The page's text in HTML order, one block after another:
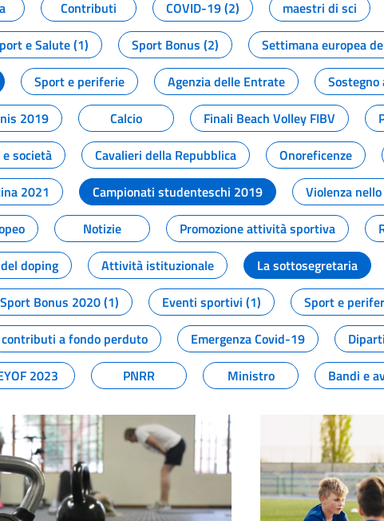
Contributi COVID-19 (2) maestri di sci
e Salute (1) Sport Bonus (2) Settimana europea
Sport e periferie Agenzia delle Entrate
2019 Calcio Finali Beach Volley FIBV
società Cavalieri della Repubblica Onoreficenze
2021 Campionati studenteschi 2019
Violenza
Notizie Promozione attività sportiva
doping Attività istituzionale La sottosegretaria
Sport Bonus 2020 (1) Eventi sportivi (1)
Sport e
contributi a fondo perduto Emergenza Covid-19
2023 PNRR Ministro Bandi e